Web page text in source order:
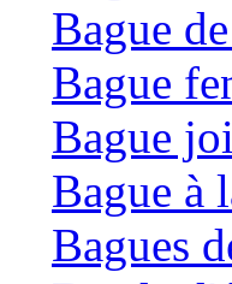
Bague
Bague
Bague
Bague à
Bagues